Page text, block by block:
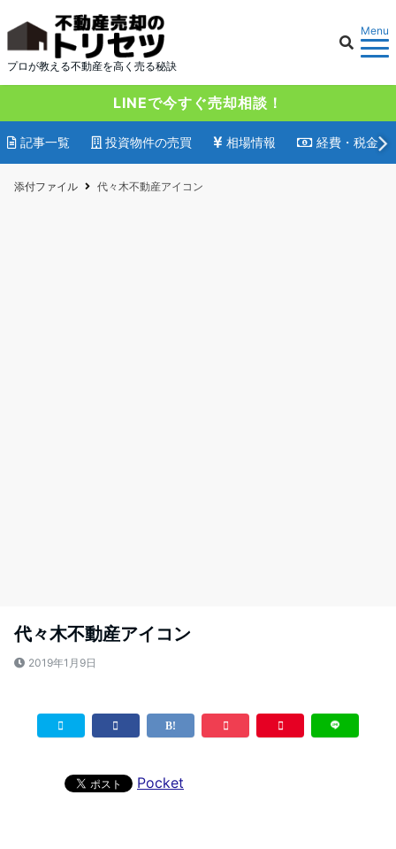
プロが教える不動産を高く売る秘訣
Menu
LINEで今すぐ売却相談！
記事一覧 投資物件の売買 相場情報 経費・税金
添付ファイル 代々木不動産アイコン
代々木不動産アイコン
2019年1月9日
Pocket